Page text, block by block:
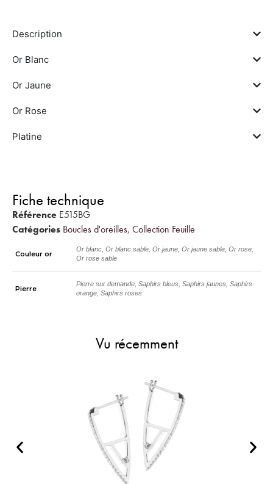
Description
Or Blanc
Or Jaune
Or Rose
Platine
Fiche technique
Référence E515BG
Catégories Boucles d'oreilles, Collection Feuille
Couleur or
Or blanc, Or blanc sable, Or jaune, Or jaune sable, Or rose,
Or rose sable
Pierre
Pierre sur demande, Saphirs bleus, Saphirs jaunes, Saphirs
orange, Saphirs roses
Vu récemment